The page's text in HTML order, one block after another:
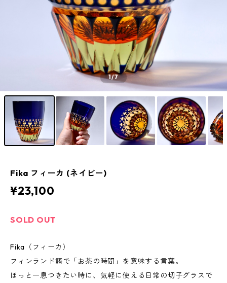
1/7
Fika フィーカ (ネイビー)
¥23,100
SOLD OUT
Fika（フィーカ）
フィンランド語で「お茶の時間」を意味する言葉。
ほっと一息つきたい時に、気軽に使える日常の切子グラスで